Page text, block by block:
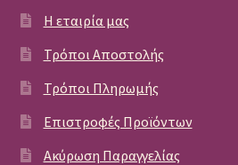
Η εταιρία μας
Τρόποι Αποστολής
Τρόποι Πληρωμής
Επιστροφές Προϊόντων
Ακύρωση Παραγγελίας